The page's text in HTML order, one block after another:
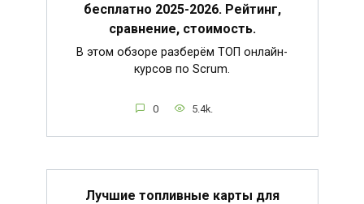
бесплатно 2025-2026. Рейтинг,
сравнение, стоимость.
В этом обзоре разберём ТОП онлайн-
курсов по Scrum.
0 5.4k.
Лучшие топливные карты для